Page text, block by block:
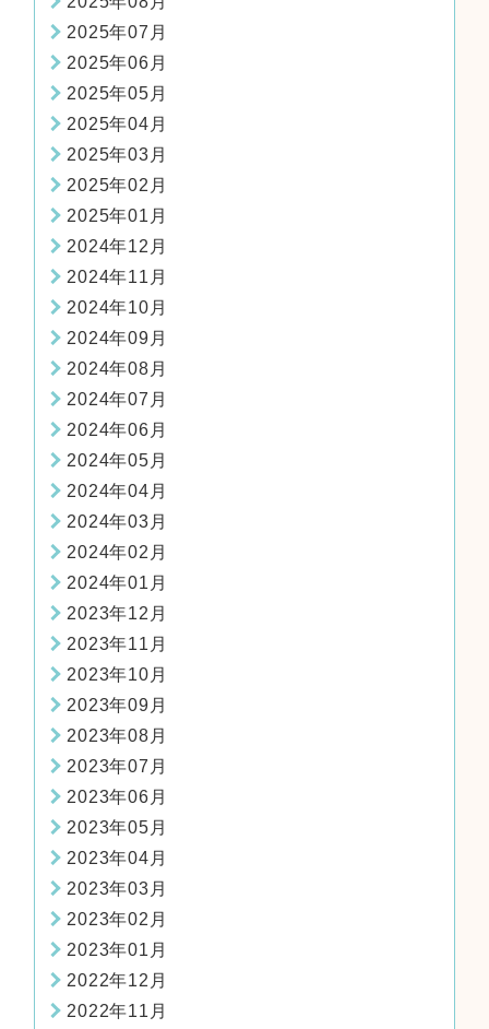
2025年07月
2025年06月
2025年05月
2025年04月
2025年03月
2025年02月
2025年01月
2024年12月
2024年11月
2024年10月
2024年09月
2024年08月
2024年07月
2024年06月
2024年05月
2024年04月
2024年03月
2024年02月
2024年01月
2023年12月
2023年11月
2023年10月
2023年09月
2023年08月
2023年07月
2023年06月
2023年05月
2023年04月
2023年03月
2023年02月
2023年01月
2022年12月
2022年11月